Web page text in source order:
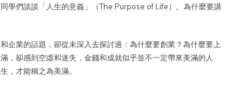
學們談談「人生的意義」（The Purpose of Life）。為什麼要講
企業的話題，卻從未深入去探討過：為什麼要創業？為什麼要上
，卻感到空虛和迷失，金錢和成就似乎並不一定帶來美滿的人
，才能稱之為美滿。